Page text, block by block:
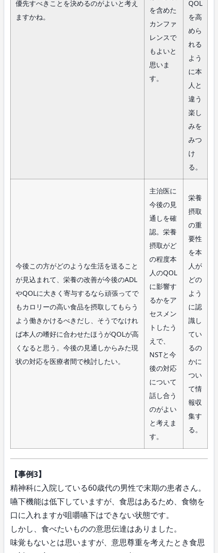
優先すべきことを決めるのがよいと考え
ますかね。
を含めた
カンファ
レンスで
もよいと
思いま
す。
QOL
を高
めら
れる
よう
に本
人と
違う
楽し
みを
みつ
け
る。
今後この方がどのような生活を送ること
が見込まれて、栄養の改善が今後のADL
やQOLに大きく寄与するなら頑張ってで
もカロリーの高い食品を摂取してもらう
よう働きかけるべきだし、そうでなけれ
ば本人の嗜好に合わせたほうがQOLが高
くなると思う。今後の見通しからみた現
状の対応を医療者間で検討したい。
主治医に
今後の見
通しを確
認。栄養
摂取がど
の程度本
人のQOL
に影響す
るかをア
セスメン
トしたう
えで、
NSTと今
後の対応
について
話し合う
のがよい
と考えま
す。
栄養
摂取
の重
要性
を本
人が
どの
よう
に認
識し
てい
るの
かに
つい
て情
報収
集す
る。
【事例3】
精神科に入院している60歳代の男性で末期の患者さん。
嚥下機能は低下していますが、食思はあるため、食物を
口に入れますが咀嚼嚥下はできない状態です。
しかし、食べたいものの意思伝達はありました。
味覚もないとは思いますが、意思尊重を考えたとき食思